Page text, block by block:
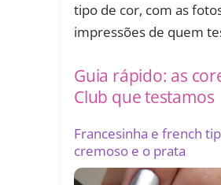
tipo de cor, com as
impressões de quem
Guia rápido: as
Club que testamos
Francesinha e french
cremoso e o prata